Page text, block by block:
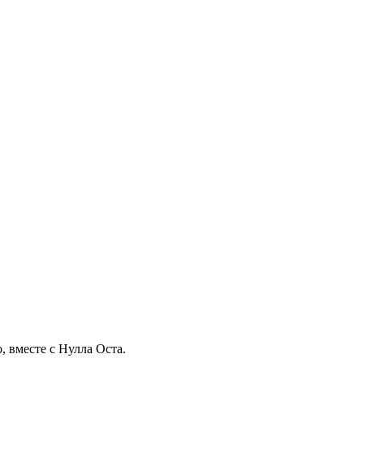
вместе с Нулла Оста.